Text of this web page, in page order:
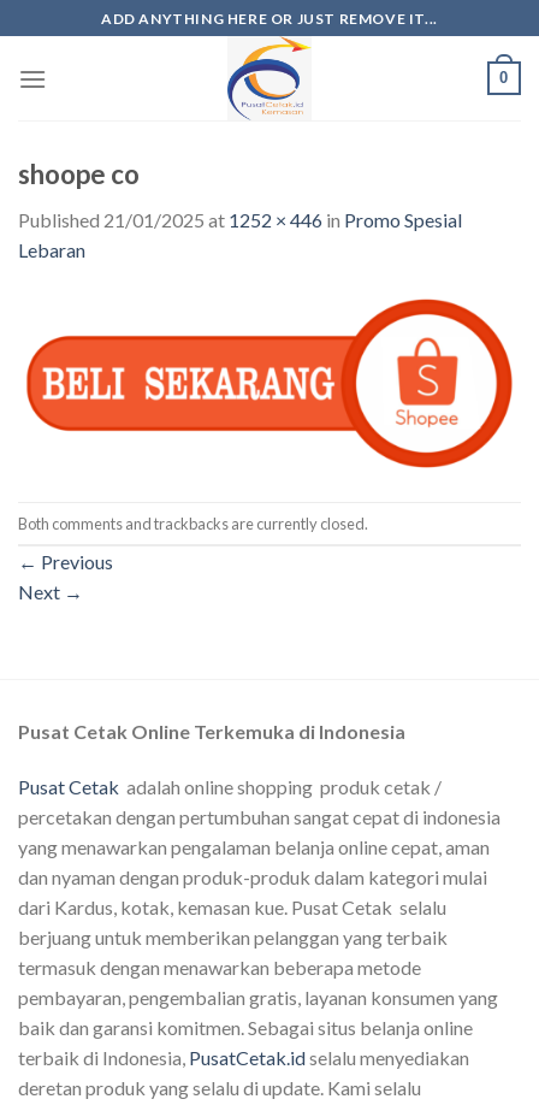
ADD ANYTHING HERE OR JUST REMOVE IT...
0
shoope co
Published 21/01/2025 at 1252 × 446 in Promo Spesial
Lebaran
Both comments and trackbacks are currently closed.
← Previous
Next →
Pusat Cetak Online Terkemuka di Indonesia
Pusat Cetak adalah online shopping produk cetak /
percetakan dengan pertumbuhan sangat cepat di indonesia
yang menawarkan pengalaman belanja online cepat, aman
dan nyaman dengan produk-produk dalam kategori mulai
dari Kardus, kotak, kemasan kue. Pusat Cetak selalu
berjuang untuk memberikan pelanggan yang terbaik
termasuk dengan menawarkan beberapa metode
pembayaran, pengembalian gratis, layanan konsumen yang
baik dan garansi komitmen. Sebagai situs belanja online
terbaik di Indonesia, PusatCetak.idselalu menyediakan
deretan produk yang selalu di update. Kami selalu